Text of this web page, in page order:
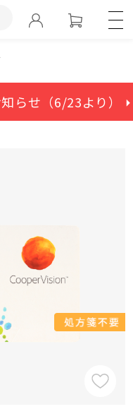
らせ（6/23より） ⏵